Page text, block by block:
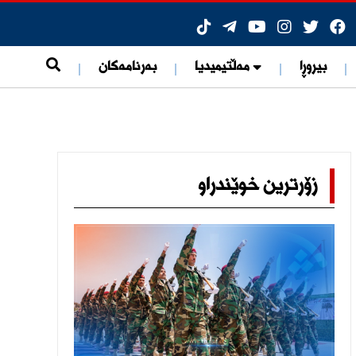
هۆشبەرەوە
بیروڕا مەڵتیمیدیا بەرنامەکان
زۆرترین خوێندراو